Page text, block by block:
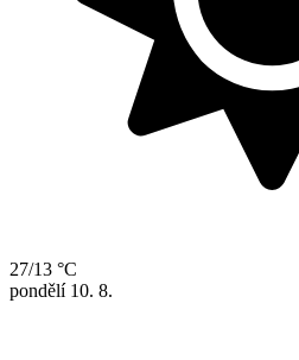
27/13 °C
pondělí 10. 8.